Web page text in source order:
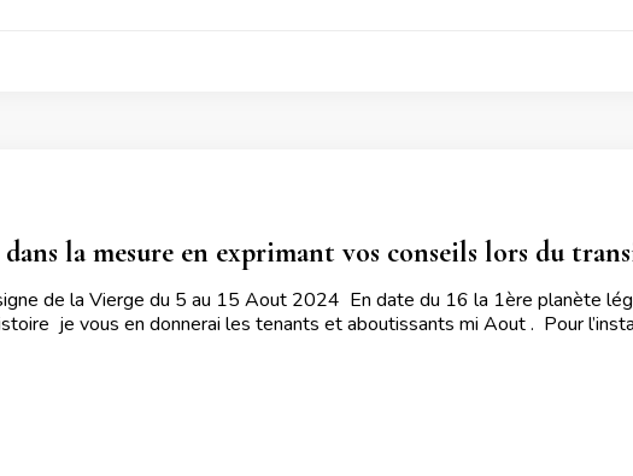
dans la mesure en exprimant vos conseils lors du
de la Vierge du 5 au 15 Aout 2024 En date du 16 la 1ère planète
je vous en donnerai les tenants et aboutissants mi Aout . Pour